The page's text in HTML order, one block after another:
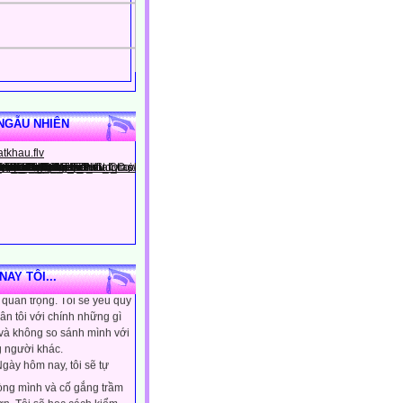
NHIÊN
TÔI...
là người đặc biệt, một
trọng. Tôi sẽ yêu quý
tôi với chính những gì
không so sánh mình với
người khác.
hôm nay, tôi sẽ tự
mình và cố gắng trầm
Tôi sẽ học cách kiểm